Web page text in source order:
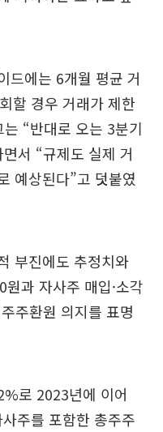
드에는 6개월 평균 거
할 경우 거래가 제한
“반대로 오는 3분기
서 “규제도 실제 거
예상된다”고 덧붙였
부진에도 추정치와
과 자사주 매입·소각
주환원 의지를 표명
로 2023년에 이어
주를 포함한 총주주